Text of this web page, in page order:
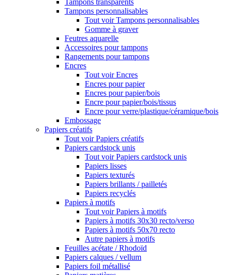
Tampons transparents
Tampons personnalisables
Tout voir Tampons personnalisables
Gomme à graver
Feutres aquarelle
Accessoires pour tampons
Rangements pour tampons
Encres
Tout voir Encres
Encres pour papier
Encres pour papier/bois
Encre pour papier/bois/tissus
Encre pour verre/plastique/céramique/bois
Embossage
Papiers créatifs
Tout voir Papiers créatifs
Papiers cardstock unis
Tout voir Papiers cardstock unis
Papiers lisses
Papiers texturés
Papiers brillants / pailletés
Papiers recyclés
Papiers à motifs
Tout voir Papiers à motifs
Papiers à motifs 30x30 recto/verso
Papiers à motifs 50x70 recto
Autre papiers à motifs
Feuilles acétate / Rhodoïd
Papiers calques / vellum
Papiers foil métallisé